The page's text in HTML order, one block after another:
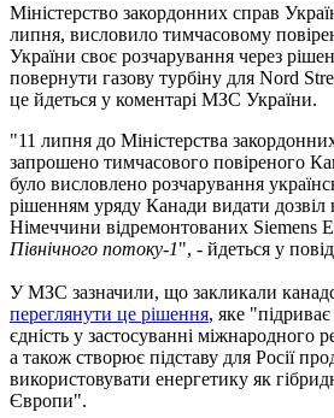
Міністерство закордонних справ
липня, висловило тимчасовому
України своє розчарування через
повернути газову турбіну для Nord
це йдеться у коментарі МЗС України.
"11 липня до Міністерства
запрошено тимчасового повіреного
було висловлено розчарування
рішенням уряду Канади видати дозвіл
Німеччини відремонтованих Siemens
Північного потоку-1", - йдеться у
У МЗС зазначили, що закликали
переглянути це рішення, яке
єдність у застосуванні
а також створює підставу для Росії
використовувати енергетику як
Європи".